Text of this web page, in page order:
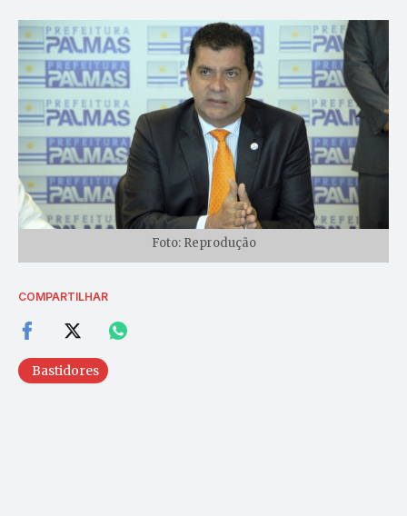
Foto: Reprodução
COMPARTILHAR
Bastidores